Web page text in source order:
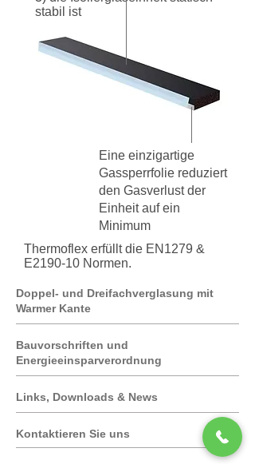
stabil ist
Eine einzigartige
Gassperrfolie reduziert
den Gasverlust der
Einheit auf ein
Minimum
Thermoflex erfüllt die EN1279 &
E2190-10 Normen.
Doppel- und Dreifachverglasung mit
Warmer Kante
Bauvorschriften und
Energieeinsparverordnung
Links, Downloads & News
Kontaktieren Sie uns